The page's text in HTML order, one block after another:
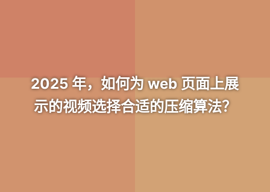
2025 年，如何为 web 页面上展
示的视频选择合适的压缩算法？